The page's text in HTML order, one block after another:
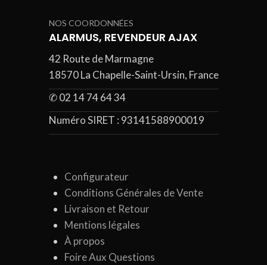
NOS COORDONNÉES
ALARMUS, REVENDEUR AJAX
42 Route de Marmagne
18570 La Chapelle-Saint-Ursin, France
✆ 02 14 74 64 34
Numéro SIRET : 93141588900019
Configurateur
Conditions Générales de Vente
Livraison et Retour
Mentions légales
À propos
Foire Aux Questions